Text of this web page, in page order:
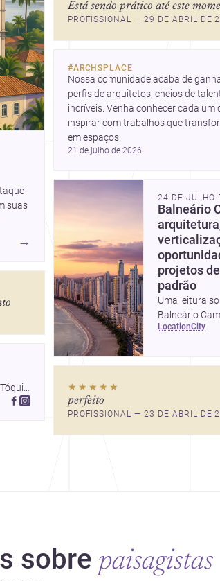
suas
→
Está sendo prático até este
PROFISSIONAL — 29 DE ABRIL DE
#ARCHSPLACE
Nossa comunidade acaba de
perfis de arquitetos, cheios de
incríveis. Venha conhecer cada um
inspirar com trabalhos que
em espaços.
21 de julho de 2026
24 DE JULHO
Balneário
projetos
padrão
Uma leitura
Balneário
Santa
location city
★★★★★
perfeito
PROFISSIONAL — 23 DE ABRIL DE
sobre paisagistas